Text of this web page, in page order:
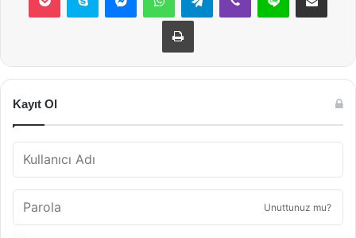
Yazdır
Kayıt Ol
Unuttunuz mu?